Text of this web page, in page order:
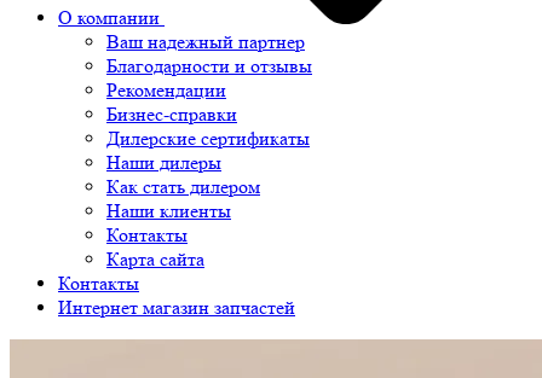
О компании
Ваш надежный партнер
Благодарности и отзывы
Рекомендации
Бизнес-справки
Дилерские сертификаты
Наши дилеры
Как стать дилером
Наши клиенты
Контакты
Карта сайта
Контакты
Интернет магазин запчастей